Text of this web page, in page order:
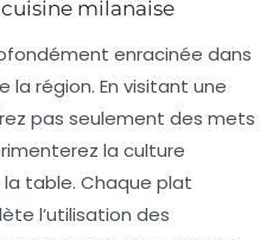
milanaise
enracinée dans
la région. En visitant une
pas seulement des mets
la culture
la table. Chaque plat
l’utilisation des